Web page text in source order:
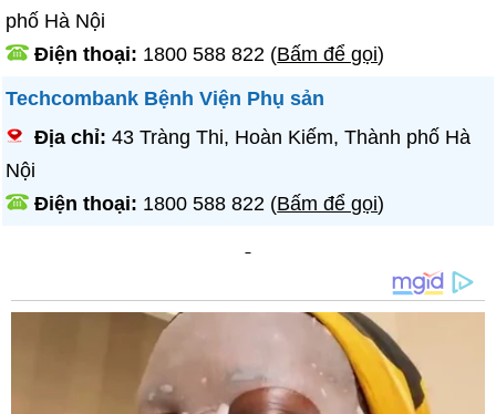
phố Hà Nội
Điện thoại: 1800 588 822 (Bấm để gọi)
Techcombank Bệnh Viện Phụ sản
Địa chỉ:43 Tràng Thi, Hoàn Kiếm, Thành phố Hà
Nội
Điện thoại: 1800 588 822 (Bấm để gọi)